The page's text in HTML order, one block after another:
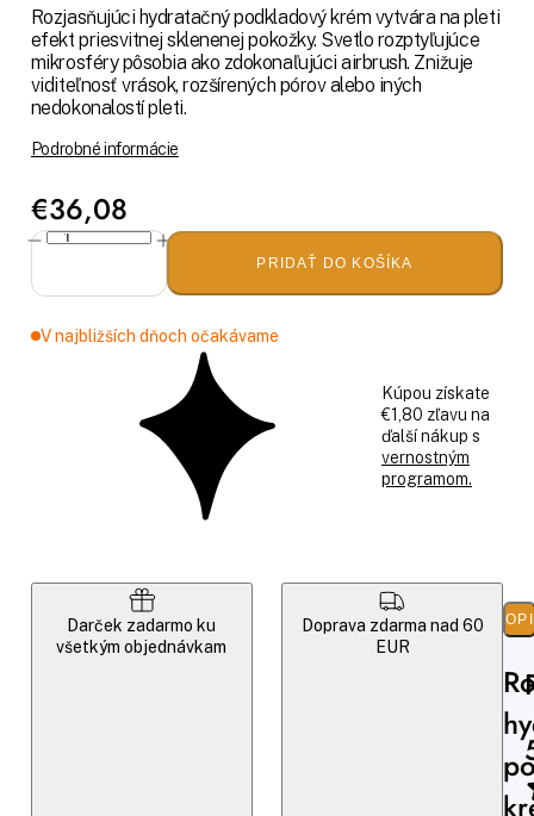
Rozjasňujúci hydratačný podkladový krém vytvára na pleti
efekt priesvitnej sklenenej pokožky. Svetlo rozptyľujúce
mikrosféry pôsobia ako zdokonaľujúci airbrush. Znižuje
viditeľnosť vrások, rozšírených pórov alebo iných
nedokonalostí pleti.
Podrobné informácie
€36,08
PRIDAŤ DO KOŠÍKA
V najbližších dňoch očakávame
Kúpou získate
€1,80 zľavu na
ďalší nákup s
vernostným
programom.
Darček zadarmo ku
všetkým objednávkam
Doprava zdarma nad 60
EUR